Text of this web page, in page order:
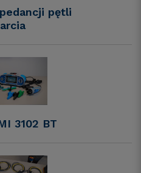
pętli
3102 BT